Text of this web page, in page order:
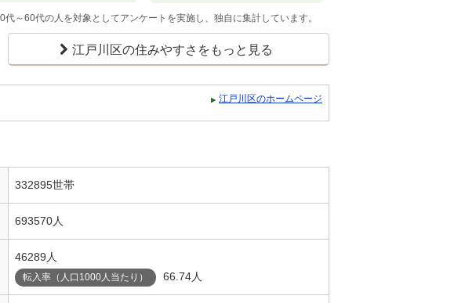
～60代の人を対象としてアンケートを実施し、独自に集計しています。
江戸川区の住みやすさをもっと見る
江戸川区のホームページ
332895世帯
693570人
46289人
転入率（人口1000人当たり） 66.74人